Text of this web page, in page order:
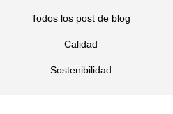
Todos los post de blog
Calidad
Sostenibilidad